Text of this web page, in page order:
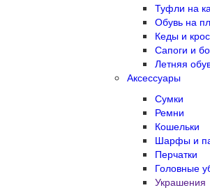
Туфли на
Обувь на
Кеды и
Сапоги и
Летняя
Аксессуары
Сумки
Ремни
Кошельки
Шарфы и
Перчатки
Головные
Украшения